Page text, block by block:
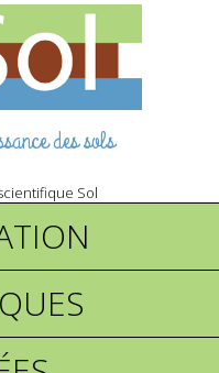
des sols
Sol